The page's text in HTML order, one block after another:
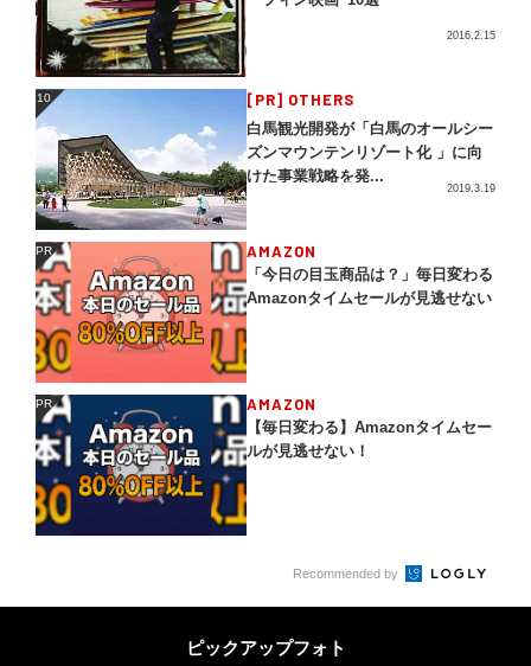
2016.2.15
10 [PR] OTHERS
白馬観光開発が「白馬のオールシー
ズンマウンテンリゾート化 」に向
けた事業戦略を発...
2019.3.19
PR AMAZON
「今日の目玉商品は？」毎日変わる
Amazonタイムセールが見逃せない
PR AMAZON
【毎日変わる】Amazonタイムセー
ルが見逃せない！
Recommended by
ピックアップフォト